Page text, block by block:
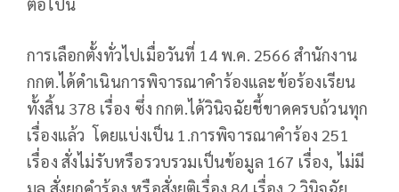
การเลือกตั้งทั่วไปเมื่อวันที่ 14 พ.ค. 2566 สำนักงาน
กกต.ได้ดำเนินการพิจารณาคำร้องและข้อร้องเรียน
ทั้งสิ้น 378 เรื่อง ซึ่ง กกต.ได้วินิจฉัยชี้ขาดครบถ้วนทุก
เรื่องแล้ว โดยแบ่งเป็น 1.การพิจารณาคำร้อง 251
เรื่อง สั่งไม่รับหรือรวบรวมเป็นข้อมูล 167 เรื่อง, ไม่มี
มูล สั่งยกคำร้อง หรือสั่งยุติเรื่อง 84 เรื่อง 2.วินิจฉัย